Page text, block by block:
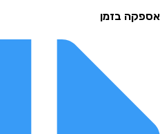
בזמן